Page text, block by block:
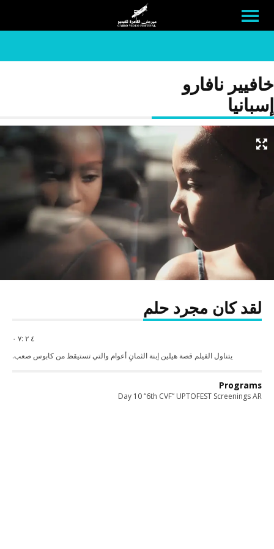
خافيير نافارو
إسبانيا
لقد كان مجرد حلم
٤ ٢ :٧ ٠
يتناول الفيلم قصة هيلين إبنة الثمانِ أعوام والتي تستيقظ من كابوس صعب.
Programs
Day 10 “6th CVF” UPTOFEST Screenings AR